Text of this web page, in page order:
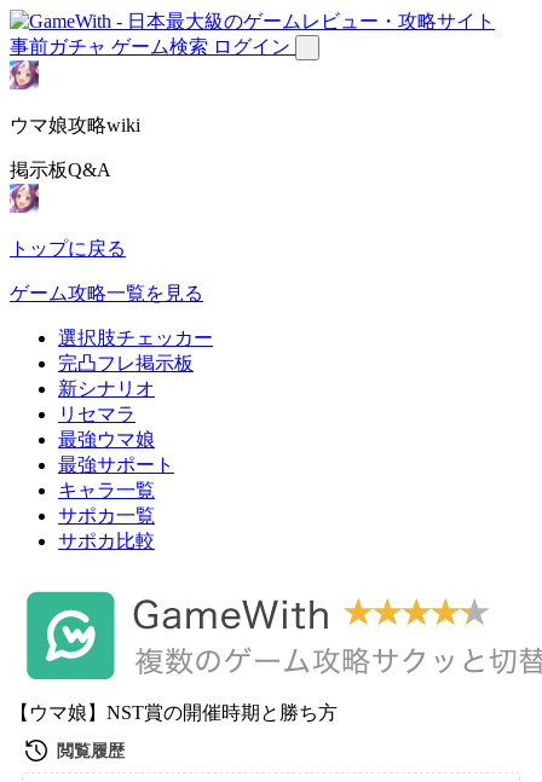
事前ガチャ ゲーム検索 ログイン
ウマ娘攻略wiki
掲示板Q&A
トップに戻る
ゲーム攻略一覧を見る
選択肢チェッカー
完凸フレ掲示板
新シナリオ
リセマラ
最強ウマ娘
最強サポート
キャラ一覧
サポカ一覧
サポカ比較
【ウマ娘】NST賞の開催時期と勝ち方